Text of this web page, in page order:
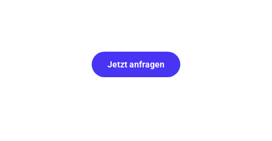
Jetzt anfragen